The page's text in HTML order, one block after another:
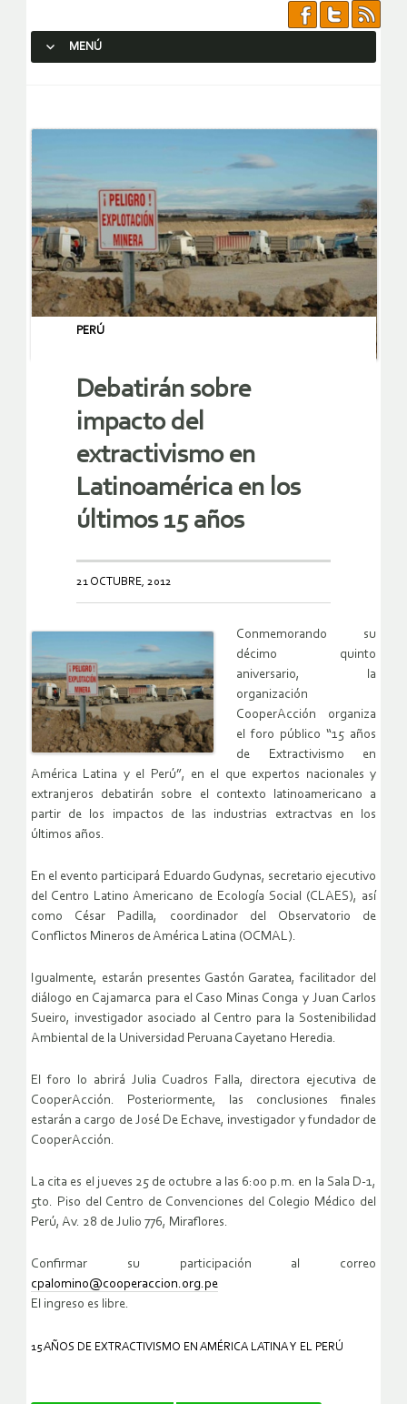
MENÚ
PERÚ
Debatirán sobre
impacto del
extractivismo en
Latinoamérica en los
últimos 15 años
21 OCTUBRE, 2012
Conmemorando su
décimo quinto
aniversario, la
organización
CooperAcción organiza
el foro público “15 años
de Extractivismo en
América Latina y el Perú”, en el que expertos nacionales y
extranjeros debatirán sobre el contexto latinoamericano a
partir de los impactos de las industrias extractvas en los
últimos años.
En el evento participará Eduardo Gudynas, secretario ejecutivo
del Centro Latino Americano de Ecología Social (CLAES), así
como César Padilla, coordinador del Observatorio de
Conflictos Mineros de América Latina (OCMAL).
Igualmente, estarán presentes Gastón Garatea, facilitador del
diálogo en Cajamarca para el Caso Minas Conga y Juan Carlos
Sueiro, investigador asociado al Centro para la Sostenibilidad
Ambiental de la Universidad Peruana Cayetano Heredia.
El foro lo abrirá Julia Cuadros Falla, directora ejecutiva de
CooperAcción. Posteriormente, las conclusiones finales
estarán a cargo de José De Echave, investigador y fundador de
CooperAcción.
La cita es el jueves 25 de octubre a las 6:00 p.m. en la Sala D-1,
5to. Piso del Centro de Convenciones del Colegio Médico del
Perú, Av. 28 de Julio 776, Miraflores.
Confirmar su participación al correo
cpalomino@cooperaccion.org.pe
El ingreso es libre.
15 AÑOS DE EXTRACTIVISMO EN AMÉRICA LATINA Y EL PERÚ